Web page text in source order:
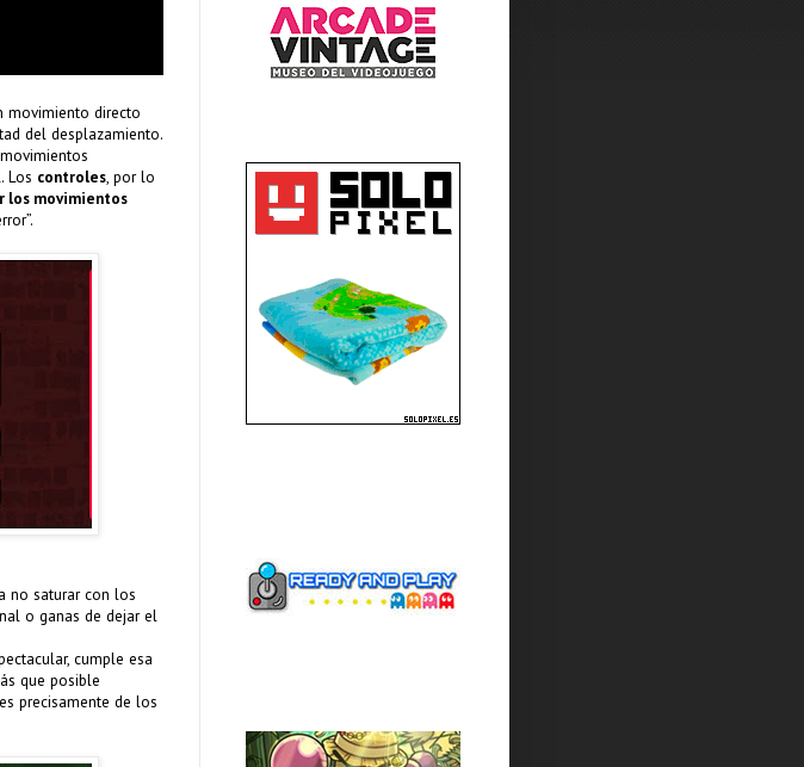
movimiento directo
del desplazamiento.
Los controles, por lo
los movimientos
no saturar con los
o ganas de dejar el
cumple esa
que posible
precisamente de los